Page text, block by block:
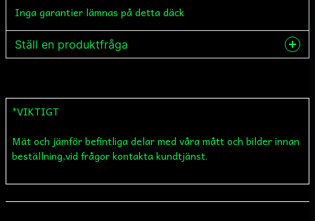
Inga garantier lämnas på detta däck
Ställ en produktfråga
name
Namn
email
*VIKTIGT
Mät och jämför befintliga delar med våra mått och bilder innan
beställning,vid frågor kontakta kundtjänst.